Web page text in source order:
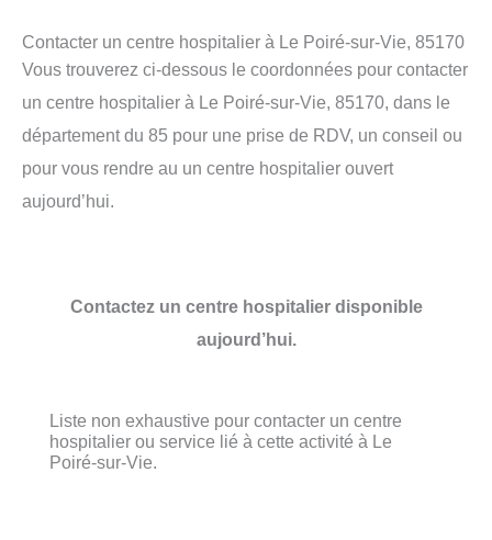
Contacter un centre hospitalier à Le Poiré-sur-Vie, 85170
Vous trouverez ci-dessous le coordonnées pour contacter
un centre hospitalier à Le Poiré-sur-Vie, 85170, dans le
département du 85 pour une prise de RDV, un conseil ou
pour vous rendre au un centre hospitalier ouvert
aujourd’hui.
Contactez un centre hospitalier disponible
aujourd’hui.
Liste non exhaustive pour contacter un centre
hospitalier ou service lié à cette activité à Le
Poiré-sur-Vie.